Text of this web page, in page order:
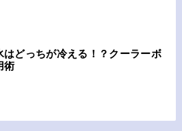
はどっちが冷える！？クーラーボ
術